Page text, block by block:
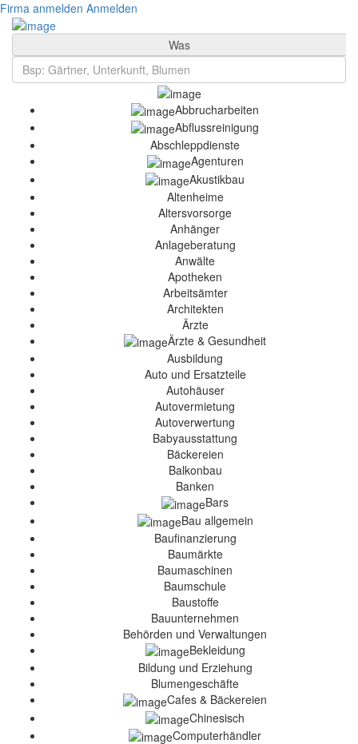
Firma anmelden Anmelden
Was
Abbrucharbeiten
Abflussreinigung
Abschleppdienste
Agenturen
Akustikbau
Altenheime
Altersvorsorge
Anhänger
Anlageberatung
Anwälte
Apotheken
Arbeitsämter
Architekten
Ärzte
Ärzte & Gesundheit
Ausbildung
Auto und Ersatzteile
Autohäuser
Autovermietung
Autoverwertung
Babyausstattung
Bäckereien
Balkonbau
Banken
Bars
Bau allgemein
Baufinanzierung
Baumärkte
Baumaschinen
Baumschule
Baustoffe
Bauunternehmen
Behörden und Verwaltungen
Bekleidung
Bildung und Erziehung
Blumengeschäfte
Cafes & Bäckereien
Chinesisch
Computerhändler